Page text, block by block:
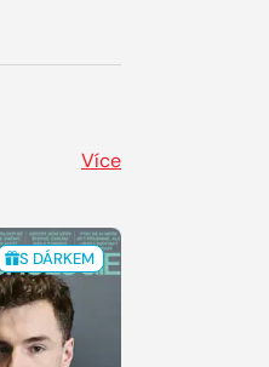
Více
S DÁRKEM